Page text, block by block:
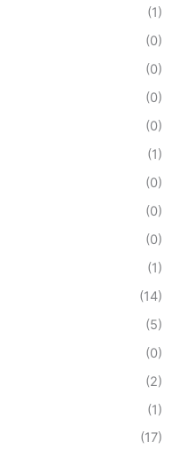
(1)
(0)
(0)
(0)
(0)
(1)
(0)
(0)
(0)
(1)
(14)
(5)
(0)
(2)
(1)
(17)